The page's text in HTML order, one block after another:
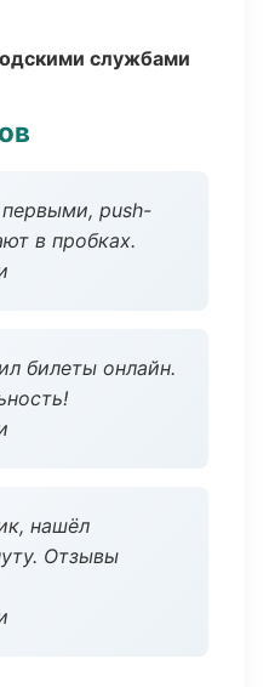
службами
push-
в пробках.
билеты онлайн.
нашёл
Отзывы